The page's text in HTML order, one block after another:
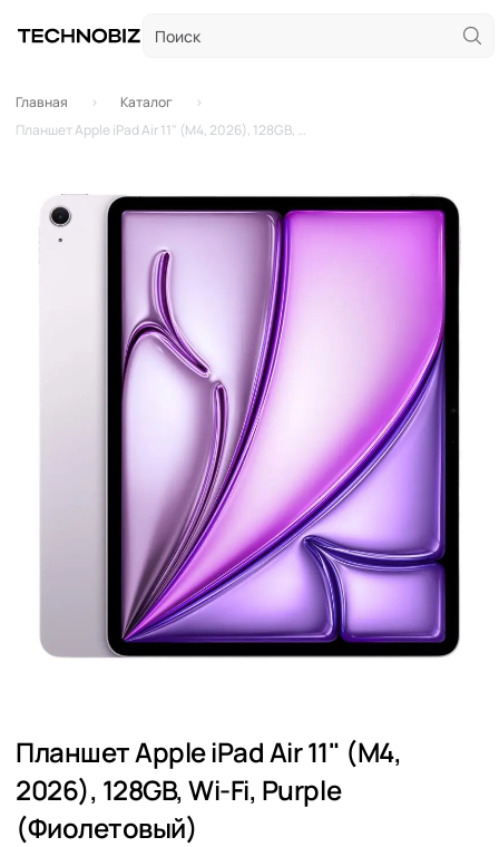
Главная
Каталог
Планшет Apple iPad Air 11" (M4, 2026), 128GB, Wi-Fi, Purple (Фиолетовый)
Планшет Apple iPad Air 11" (M4,
2026), 128GB, Wi-Fi, Purple
(Фиолетовый)